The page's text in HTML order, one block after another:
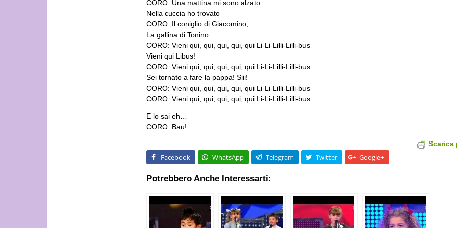
CORO: Una mattina mi sono alzato
Nella cuccia ho trovato
CORO: Il coniglio di Giacomino,
La gallina di Tonino.
CORO: Vieni qui, qui, qui, qui, qui Li-Li-Lilli-Lilli-bus
Vieni qui Libus!
CORO: Vieni qui, qui, qui, qui, qui Li-Li-Lilli-Lilli-bus
Sei tornato a fare la pappa! Siii!
CORO: Vieni qui, qui, qui, qui, qui Li-Li-Lilli-Lilli-bus
CORO: Vieni qui, qui, qui, qui, qui Li-Li-Lilli-Lilli-bus.
E lo sai eh…
CORO: Bau!
Scarica
Facebook WhatsApp Telegram Twitter Google+
Potrebbero Anche Interessarti: